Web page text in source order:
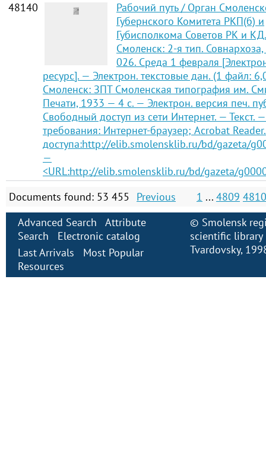
48140
Рабочий путь / Орган
Губернского Комитета РКП(б) и
Губисполкома Советов РК и
Смоленск: 2-я тип.
026. Среда 1 февраля
ресурс]. — Электрон. текстовые дан. (1 файл:
Смоленск: ЗПТ Смоленская типография им.
Печати, 1933 — 4 с. — Электрон. версия печ.
Свободный доступ из сети Интернет. — Текст.
требования: Интернет-браузер; Acrobat
доступа:http://elib.smolensklib.ru/bd/gazeta/
—
<URL:http://elib.smolensklib.ru/bd/gazeta/
Documents found: 53 455
Previous 1 ... 4809 4810
Advanced Search
Attribute
Search
Electronic сatalog
Last Arrivals
Most Popular
Resources
© Smolensk
scientific library
Tvardovsky,